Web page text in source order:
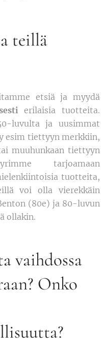
teillä
etsiä ja myydä
erilaisia tuotteita.
luvulta ja uusimmat
esim tiettyyn merkkiin,
muuhunkaan tiettyyn
tarjoamaan
tuotteita,
voi olla vierekkäin
(80e) ja 80-luvun
ollakin.
vaihdossa
Onko